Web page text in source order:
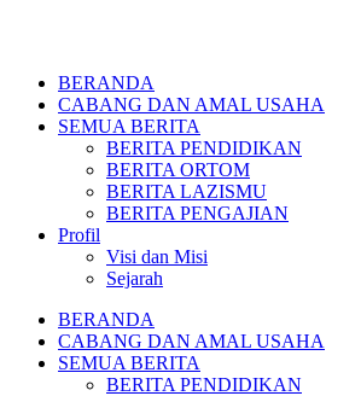
BERANDA
CABANG DAN AMAL USAHA
SEMUA BERITA
BERITA PENDIDIKAN
BERITA ORTOM
BERITA LAZISMU
BERITA PENGAJIAN
Profil
Visi dan Misi
Sejarah
BERANDA
CABANG DAN AMAL USAHA
SEMUA BERITA
BERITA PENDIDIKAN